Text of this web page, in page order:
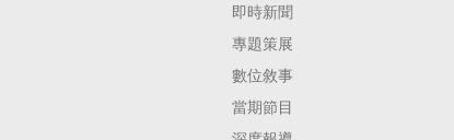
即時新聞
專題策展
數位敘事
當期節目